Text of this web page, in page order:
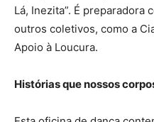
Lá, Inezita”. É preparadora
outros coletivos, como a
Apoio à Loucura.
Histórias que nossos